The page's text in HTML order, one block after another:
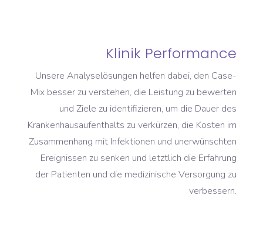
Klinik Performance
Unsere Analyselösungen helfen dabei, den Case-
Mix besser zu verstehen, die Leistung zu bewerten
und Ziele zu identifizieren, um die Dauer des
Krankenhausaufenthalts zu verkürzen, die Kosten im
Zusammenhang mit Infektionen und unerwünschten
Ereignissen zu senken und letztlich die Erfahrung
der Patienten und die medizinische Versorgung zu
verbessern.